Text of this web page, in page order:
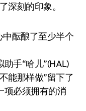
深刻的印象。
中酝酿了至少半个
手“哈儿”(HAL)
能那样做”留下了
项必须拥有的消